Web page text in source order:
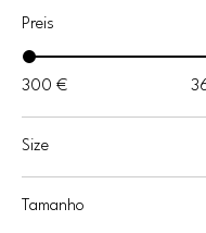
Preis
300 €
Size
L
M
Tamanho